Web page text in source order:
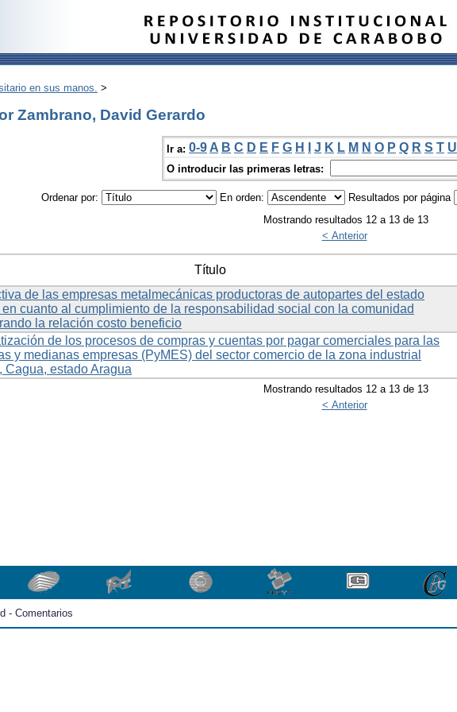
en sus manos. >
Zambrano, David Gerardo
Ir a: 0-9 A B C D E F G H J K L M N O P Q R S T U
O introducir las primeras letras:
Ordenar por: En orden: Resultados por página
Mostrando resultados 12 a 13 de 13
< Anterior
Título
de las empresas metalmecánicas productoras de autopartes del estado
cuanto al cumplimiento de la responsabilidad social con la comunidad
la relación costo beneficio
de los procesos de compras y cuentas por pagar comerciales para las
y medianas empresas (PyMES) del sector comercio de la zona industrial
Cagua, estado Aragua
Mostrando resultados 12 a 13 de 13
< Anterior
- Comentarios